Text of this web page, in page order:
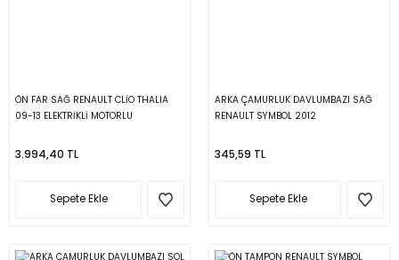
ÖN FAR SAĞ RENAULT CLİO THALIA
09-13 ELEKTRİKLİ MOTORLU
3.994,40 TL
Sepete Ekle
ARKA ÇAMURLUK DAVLUMBAZI SAĞ
RENAULT SYMBOL 2012
345,59 TL
Sepete Ekle